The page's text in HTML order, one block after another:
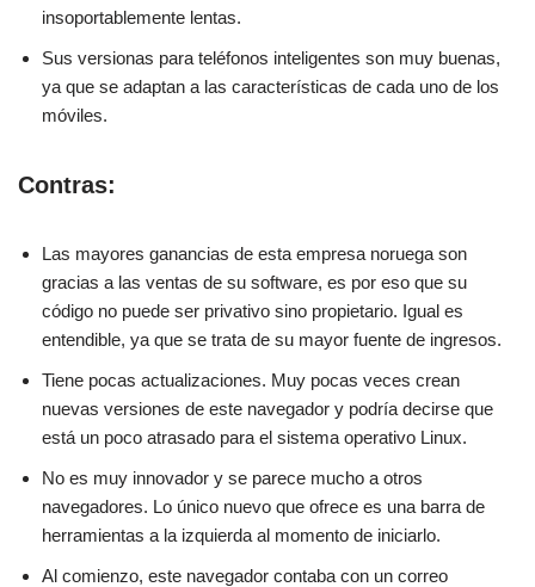
insoportablemente lentas.
Sus versionas para teléfonos inteligentes son muy buenas,
ya que se adaptan a las características de cada uno de los
móviles.
Contras:
Las mayores ganancias de esta empresa noruega son
gracias a las ventas de su software, es por eso que su
código no puede ser privativo sino propietario. Igual es
entendible, ya que se trata de su mayor fuente de ingresos.
Tiene pocas actualizaciones. Muy pocas veces crean
nuevas versiones de este navegador y podría decirse que
está un poco atrasado para el sistema operativo Linux.
No es muy innovador y se parece mucho a otros
navegadores. Lo único nuevo que ofrece es una barra de
herramientas a la izquierda al momento de iniciarlo.
Al comienzo, este navegador contaba con un correo